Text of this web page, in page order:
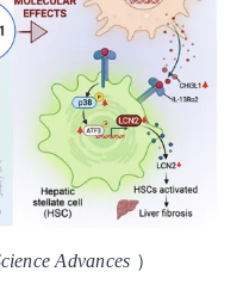
Advances ）